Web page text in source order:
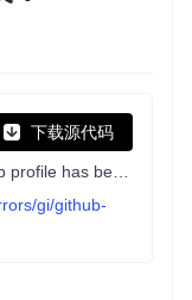
下载源代码
gi/github-